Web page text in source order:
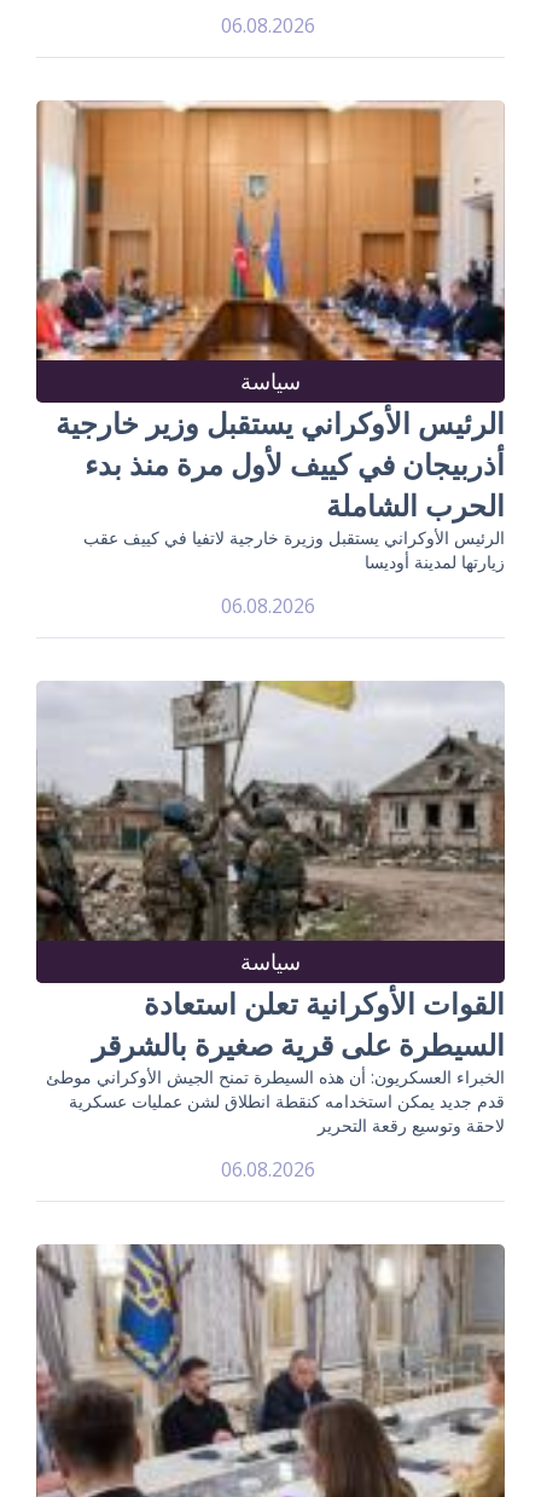
06.08.2026
سياسة
الرئيس الأوكراني يستقبل وزير خارجية
أذربيجان في كييف لأول مرة منذ بدء
الحرب الشاملة
الرئيس الأوكراني يستقبل وزيرة خارجية لاتفيا في كييف عقب
زيارتها لمدينة أوديسا
06.08.2026
سياسة
القوات الأوكرانية تعلن استعادة
السيطرة على قرية صغيرة بالشرقر
الخبراء العسكريون: أن هذه السيطرة تمنح الجيش الأوكراني موطئ
قدم جديد يمكن استخدامه كنقطة انطلاق لشن عمليات عسكرية
لاحقة وتوسيع رقعة التحرير
06.08.2026